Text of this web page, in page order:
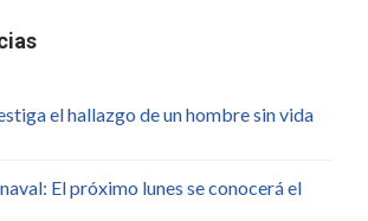
el hallazgo de un hombre sin vida
El próximo lunes se conocerá el